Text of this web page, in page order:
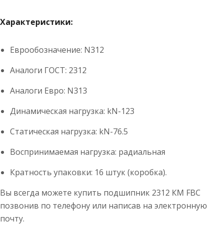
Характеристики:
Еврообозначение: N312
Аналоги ГОСТ: 2312
Аналоги Евро: N313
Динамическая нагрузка: kN-123
Статическая нагрузка: kN-76.5
Воспринимаемая нагрузка: радиальная
Кратность упаковки: 16 штук (коробка).
Вы всегда можете купить подшипник 2312 КМ FBC
позвонив по телефону или написав на электронную
почту.